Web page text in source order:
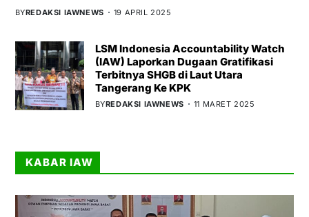
BYREDAKSI IAWNEWS 19 APRIL 2025
LSM Indonesia Accountability Watch
(IAW) Laporkan Dugaan Gratifikasi
Terbitnya SHGB di Laut Utara
Tangerang Ke KPK
BYREDAKSI IAWNEWS 11 MARET 2025
KABAR IAW